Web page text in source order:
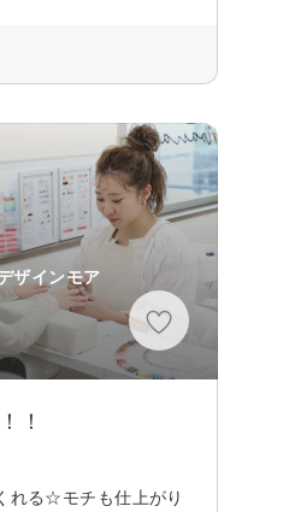
ザインモア
！
れる☆モチも仕上がり